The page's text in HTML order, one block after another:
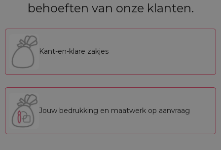
behoeften van onze klanten.
Kant-en-klare zakjes
Jouw bedrukking en maatwerk op aanvraag